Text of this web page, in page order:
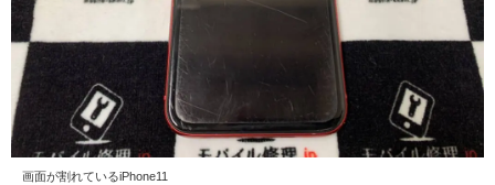
画面が割れているiPhone11